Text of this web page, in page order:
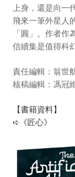
上身，還是向一
飛來一筆外星人
「圓」。作者作
信續集是值得科
責任編輯：翁世
核稿編輯：馮冠
【書籍資料】
➪《匠心》